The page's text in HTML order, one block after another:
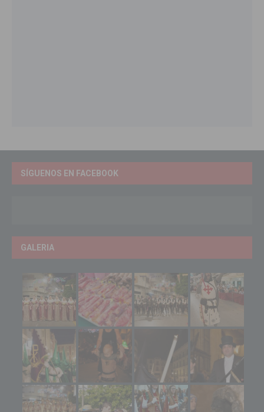
SÍGUENOS EN FACEBOOK
GALERIA